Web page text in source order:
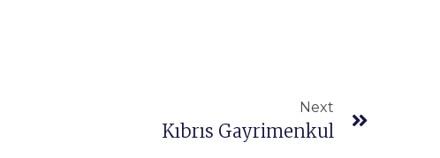
Next
Kıbrıs Gayrimenkul